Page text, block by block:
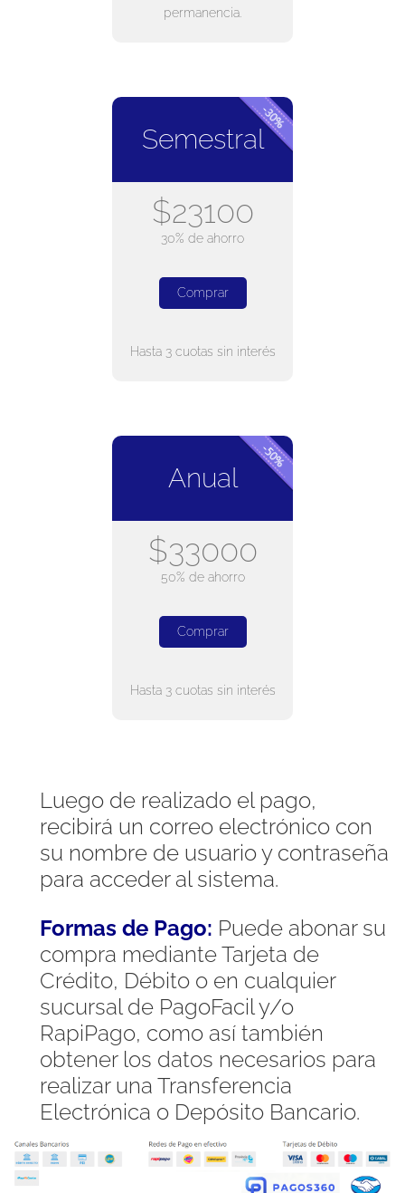
permanencia.
Semestral
$23100
30% de ahorro
Comprar
Hasta 3 cuotas sin interés
Anual
$33000
50% de ahorro
Comprar
Hasta 3 cuotas sin interés
Luego de realizado el pago,
recibirá un correo electrónico con
su nombre de usuario y contraseña
para acceder al sistema.
Formas de Pago: Puede abonar su
compra mediante Tarjeta de
Crédito, Débito o en cualquier
sucursal de PagoFacil y/o
RapiPago, como así también
obtener los datos necesarios para
realizar una Transferencia
Electrónica o Depósito Bancario.